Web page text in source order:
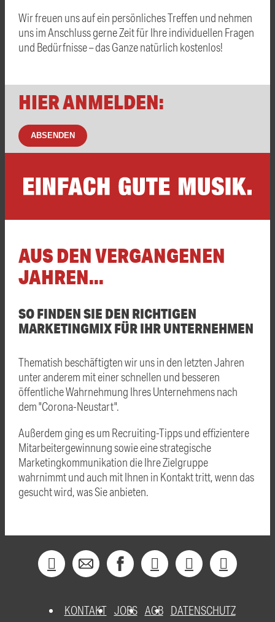
Wir freuen uns auf ein persönliches Treffen und nehmen
uns im Anschluss gerne Zeit für Ihre individuellen Fragen
und Bedürfnisse – das Ganze natürlich kostenlos!
HIER ANMELDEN:
AUS DEN VERGANGENEN
JAHREN...
SO FINDEN SIE DEN RICHTIGEN
MARKETINGMIX FÜR IHR UNTERNEHMEN
Thematish beschäftigten wir uns in den letzten Jahren
unter anderem mit einer schnellen und besseren
öffentliche Wahrnehmung Ihres Unternehmens nach
dem "Corona-Neustart".
Außerdem ging es um Recruiting-Tipps und effizientere
Mitarbeitergewinnung sowie eine strategische
Marketingkommunikation die Ihre Zielgruppe
wahrnimmt und auch mit Ihnen in Kontakt tritt, wenn das
gesucht wird, was Sie anbieten.
KONTAKT JOBS AGB DATENSCHUTZ